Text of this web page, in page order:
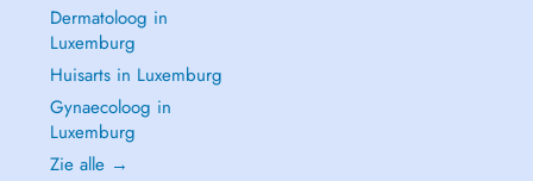
Dermatoloog in
Luxemburg
Huisarts in Luxemburg
Gynaecoloog in
Luxemburg
Zie alle →